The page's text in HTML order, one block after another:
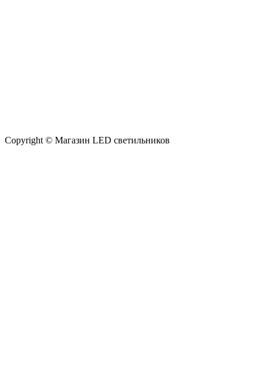
Copyright © Магазин LED светильников